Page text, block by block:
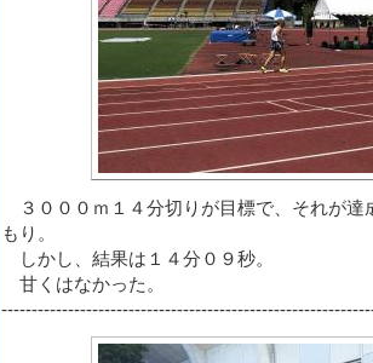
３０００ｍ１４分切りが目標で、それが達
もり。
しかし、結果は１４分０９秒。
甘くはなかった。